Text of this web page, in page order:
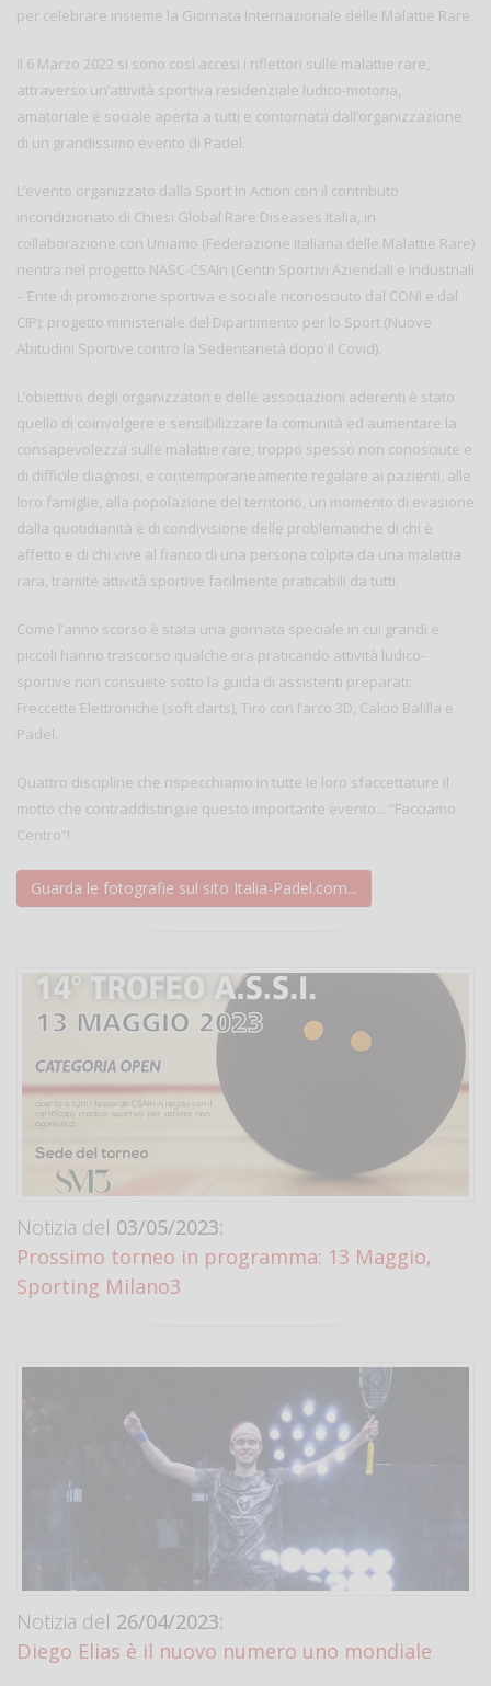
per celebrare insieme la Giornata Internazionale delle Malattie Rare.
Il 6 Marzo 2022 si sono così accesi i riflettori sulle malattie rare,
attraverso un’attività sportiva residenziale ludico-motoria,
amatoriale e sociale aperta a tutti e contornata dall’organizzazione
di un grandissimo evento di Padel.
L’evento organizzato dalla Sport In Action con il contributo
incondizionato di Chiesi Global Rare Diseases Italia, in
collaborazione con Uniamo (Federazione Italiana delle Malattie Rare)
rientra nel progetto NASC-CSAIn (Centri Sportivi Aziendali e Industriali
– Ente di promozione sportiva e sociale riconosciuto dal CONI e dal
CIP); progetto ministeriale del Dipartimento per lo Sport (Nuove
Abitudini Sportive contro la Sedentarietà dopo il Covid).
L’obiettivo degli organizzatori e delle associazioni aderenti è stato
quello di coinvolgere e sensibilizzare la comunità ed aumentare la
consapevolezza sulle malattie rare, troppo spesso non conosciute e
di difficile diagnosi, e contemporaneamente regalare ai pazienti, alle
loro famiglie, alla popolazione del territorio, un momento di evasione
dalla quotidianità e di condivisione delle problematiche di chi è
affetto e di chi vive al fianco di una persona colpita da una malattia
rara, tramite attività sportive facilmente praticabili da tutti.
Come l’anno scorso è stata una giornata speciale in cui grandi e
piccoli hanno trascorso qualche ora praticando attività ludico-
sportive non consuete sotto la guida di assistenti preparati:
Freccette Elettroniche (soft darts), Tiro con l’arco 3D, Calcio Balilla e
Padel.
Quattro discipline che rispecchiamo in tutte le loro sfaccettature il
motto che contraddistingue questo importante evento... “Facciamo
Centro”!
Guarda le fotografie sul sito Italia-Padel.com...
Notizia del 03/05/2023:
Prossimo torneo in programma: 13 Maggio,
Sporting Milano3
Notizia del 26/04/2023:
Diego Elias è il nuovo numero uno mondiale